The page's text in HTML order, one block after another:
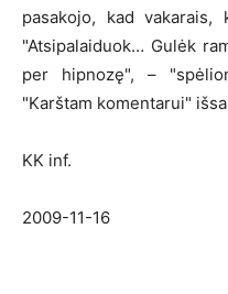
pasakojo, kad vakarais,
"Atsipalaiduok… Gulėk
per hipnozę", –
"Karštam komentarui"
KK inf.
2009-11-16